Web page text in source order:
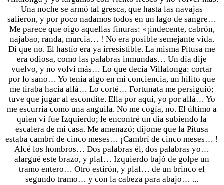
Una noche se armó tal gresca, que hasta las navajas
salieron, y por poco nadamos todos en un lago de sangre…
Me parece que oigo aquellas finuras: «¡indecente, cabrón,
najabao, randa, murcia… ! No era posible semejante vida.
Di que no. El hastío era ya irresistible. La misma Pitusa me
era odiosa, como las palabras inmundas… Un día dije
vuelvo, y no volví más… Lo que decía Villalonga: cortar
por lo sano… Yo tenía algo en mi conciencia, un hilito que
me tiraba hacia allá… Lo corté… Fortunata me persiguió;
tuve que jugar al escondite. Ella por aquí, yo por allá… Yo
me escurría como una anguila. No me cogía, no. El último a
quien vi fue Izquierdo; le encontré un día subiendo la
escalera de mi casa. Me amenazó; díjome que la Pitusa
estaba cambrí de cinco meses… ¡Cambrí de cinco meses… !
Alcé los hombros… Dos palabras él, dos palabras yo…
alargué este brazo, y plaf… Izquierdo bajó de golpe un
tramo entero… Otro estirón, y plaf… de un brinco el
segundo tramo… y con la cabeza para abajo… ...